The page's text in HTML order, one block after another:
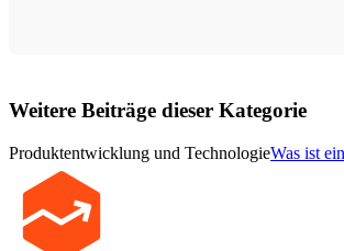
Weitere Beiträge dieser Kategorie
Produktentwicklung und TechnologieWas ist